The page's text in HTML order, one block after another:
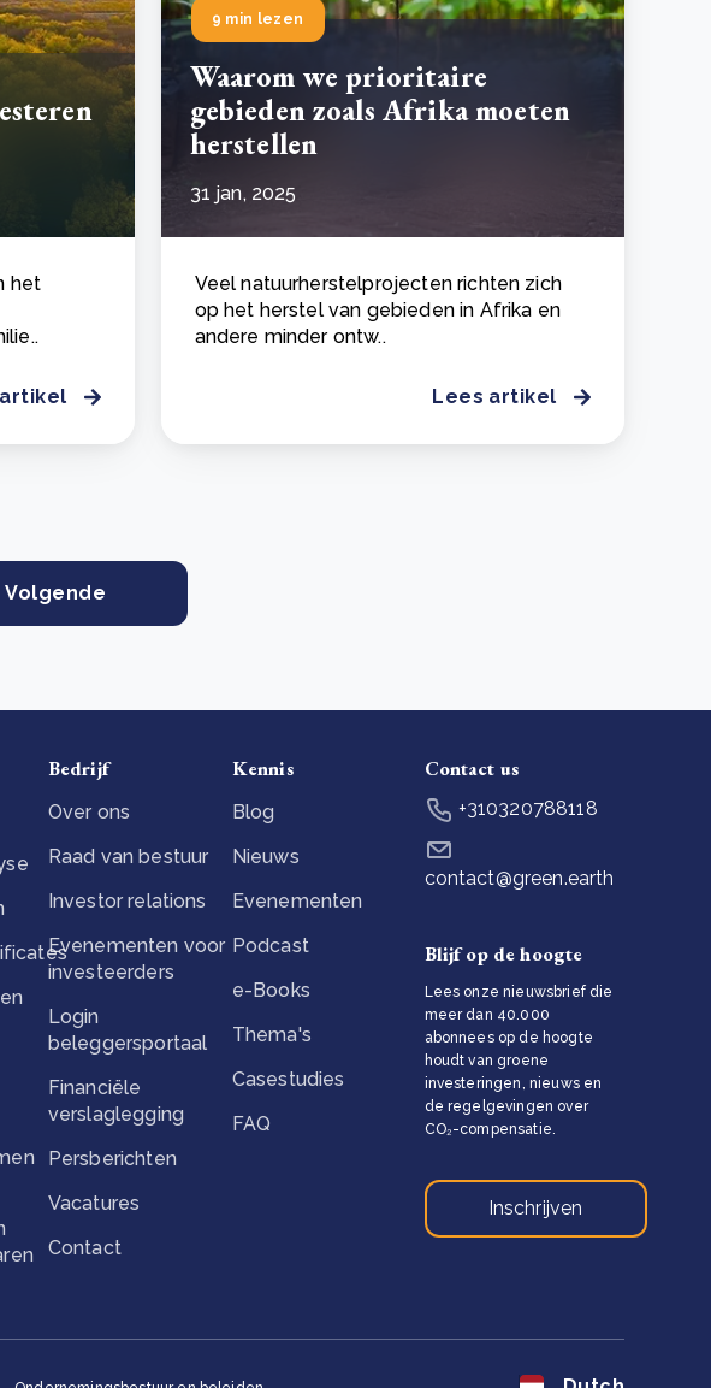
het
9 min lezen
Waarom we prioritaire
gebieden zoals Afrika moeten
herstellen
31 jan, 2025
Veel natuurherstelprojecten richten zich
op het herstel van gebieden in Afrika en
andere minder ontw..
Lees artikel
Volgende
Bedrijf
Over ons
Raad van bestuur
Investor relations
Evenementen voor
investeerders
Login
beleggersportaal
Financiële
verslaglegging
Persberichten
Vacatures
Contact
Kennis
Blog
Nieuws
Evenementen
Podcast
e-Books
Thema's
Casestudies
FAQ
Contact us
+310320788118
contact@green.earth
Blijf op de hoogte
Lees onze nieuwsbrief die
meer dan 40.000
abonnees op de hoogte
houdt van groene
investeringen, nieuws en
de regelgevingen over
CO₂-compensatie.
Inschrijven